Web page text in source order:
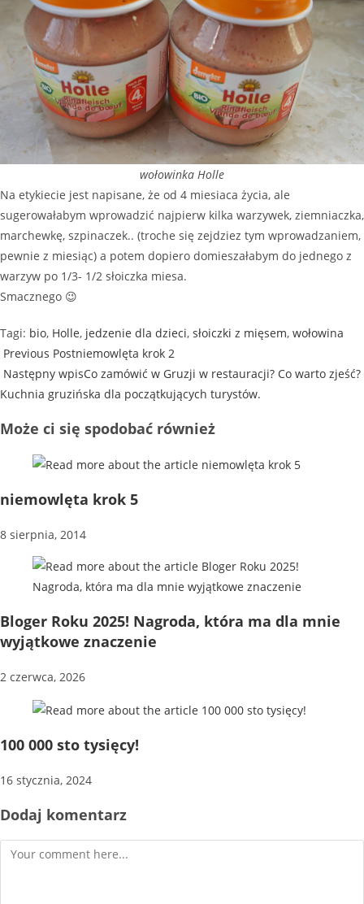
wołowinka Holle
Na etykiecie jest napisane, że od 4 miesiaca życia, ale
sugerowałabym wprowadzić najpierw kilka warzywek, ziemniaczka,
marchewkę, szpinaczek.. (troche się zejdziez tym wprowadzaniem,
pewnie z miesiąc) a potem dopiero domieszałabym do jednego z
warzyw po 1/3- 1/2 słoiczka miesa.
Smacznego 😉
Tagi: bio, Holle, jedzenie dla dzieci, słoiczki z mięsem, wołowina
Previous Postniemowlęta krok 2
Następny wpisCo zamówić w Gruzji w restauracji? Co warto zjeść?
Kuchnia gruzińska dla początkujących turystów.
Może ci się spodobać również
niemowlęta krok 5
8 sierpnia, 2014
Bloger Roku 2025! Nagroda, która ma dla mnie
wyjątkowe znaczenie
2 czerwca, 2026
100 000 sto tysięcy!
16 stycznia, 2024
Dodaj komentarz